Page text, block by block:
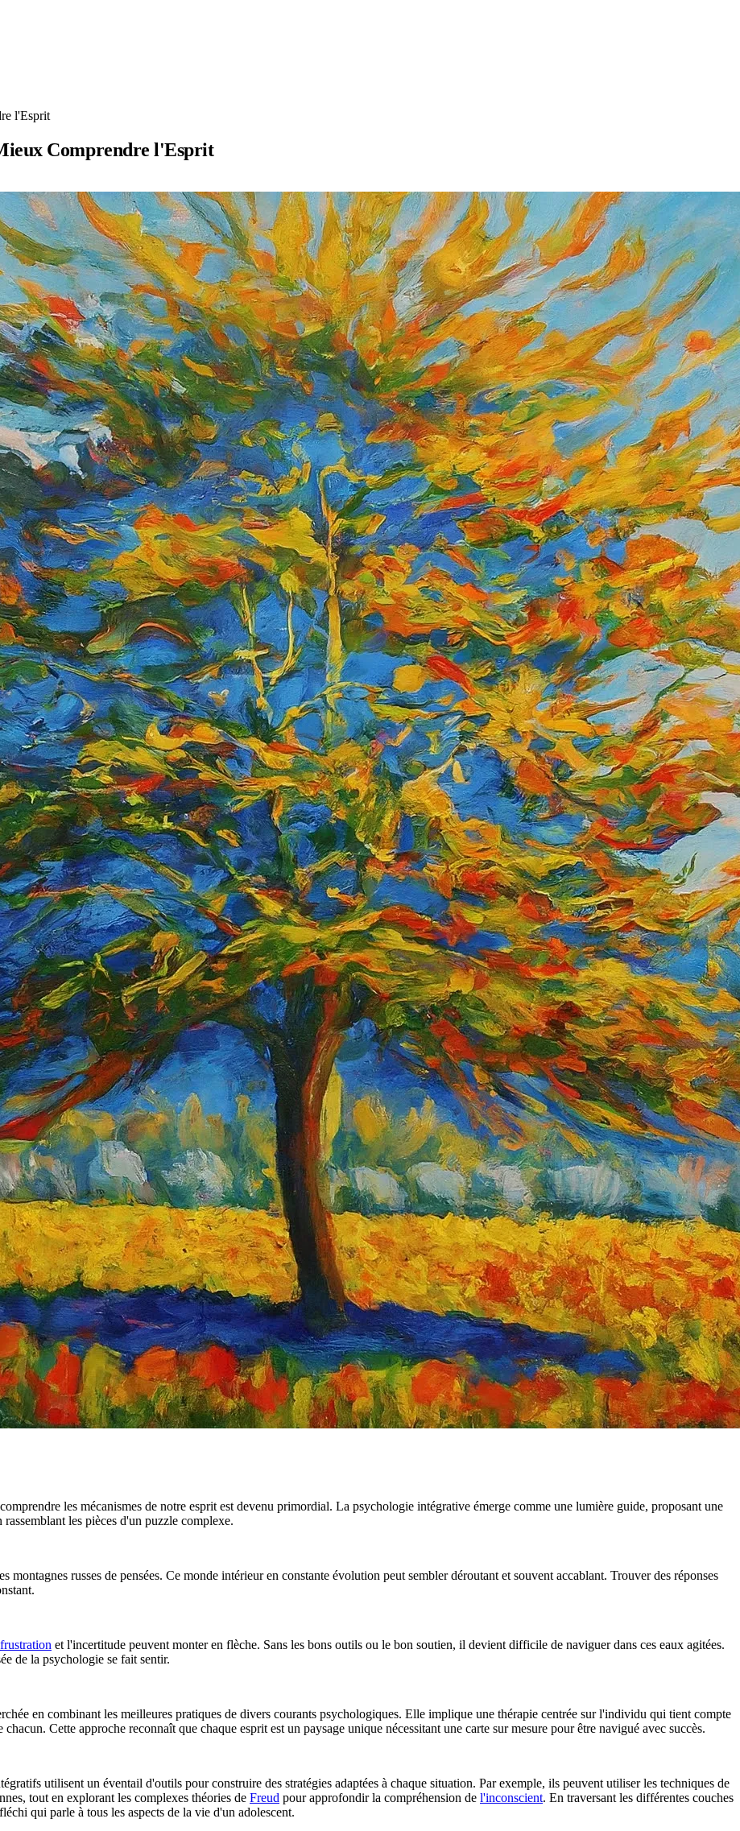
l'Esprit
Comprendre l'Esprit
les mécanismes de notre esprit est devenu primordial. La psychologie intégrative émerge comme une lumière guide, proposant une
les pièces d'un puzzle complexe.
montagnes russes de pensées. Ce monde intérieur en constante évolution peut sembler déroutant et souvent accablant. Trouver des réponses
frustration et l'incertitude peuvent monter en flèche. Sans les bons outils ou le bon soutien, il devient difficile de naviguer dans ces eaux agitées.
de la psychologie se fait sentir.
en combinant les meilleures pratiques de divers courants psychologiques. Elle implique une thérapie centrée sur l'individu qui tient compte
Cette approche reconnaît que chaque esprit est un paysage unique nécessitant une carte sur mesure pour être navigué avec succès.
utilisent un éventail d'outils pour construire des stratégies adaptées à chaque situation. Par exemple, ils peuvent utiliser les techniques de
tout en explorant les complexes théories de Freud pour approfondir la compréhension de l'inconscient. En traversant les différentes couches
qui parle à tous les aspects de la vie d'un adolescent.